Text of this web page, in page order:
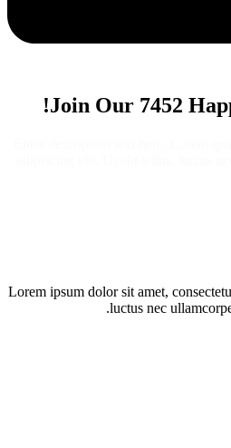
Join Our 7452
Lorem ipsum dolor sit amet,
luctus nec